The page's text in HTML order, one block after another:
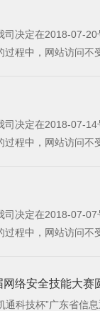
决定在2018-07-
网络安全技能大赛
届网络安全技能大赛暨第六届全